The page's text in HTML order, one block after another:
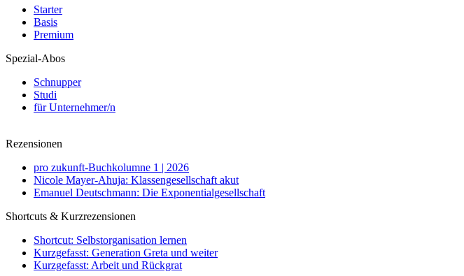
Starter
Basis
Premium
Spezial-Abos
Schnupper
Studi
für Unternehmer/n
Rezensionen
pro zukunft-Buchkolumne 1 | 2026
Nicole Mayer-Ahuja: Klassengesellschaft akut
Emanuel Deutschmann: Die Exponentialgesellschaft
Shortcuts & Kurzrezensionen
Shortcut: Selbstorganisation lernen
Kurzgefasst: Generation Greta und weiter
Kurzgefasst: Arbeit und Rückgrat